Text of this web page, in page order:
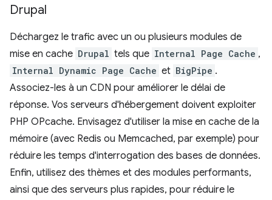
Drupal
Déchargez le trafic avec un ou plusieurs modules de
mise en cache Drupal tels que Internal Page Cache ,
Internal Dynamic Page Cache et BigPipe .
Associez-les à un CDN pour améliorer le délai de
réponse. Vos serveurs d'hébergement doivent exploiter
PHP OPcache. Envisagez d'utiliser la mise en cache de la
mémoire (avec Redis ou Memcached, par exemple) pour
réduire les temps d'interrogation des bases de données.
Enfin, utilisez des thèmes et des modules performants,
ainsi que des serveurs plus rapides, pour réduire le